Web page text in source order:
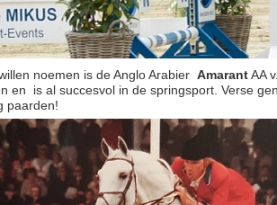
noemen is de Anglo Arabier Amarant AA
en is al succesvol in de springsport. Verse
paarden!